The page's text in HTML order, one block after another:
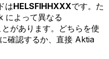
はHELSFIHHXXXです。た
によって異なる
があります。どちらを使
確認するか、直接 Aktia